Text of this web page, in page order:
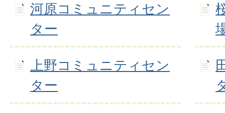
河原コミュニティセン
ター
上野コミュニティセン
ター